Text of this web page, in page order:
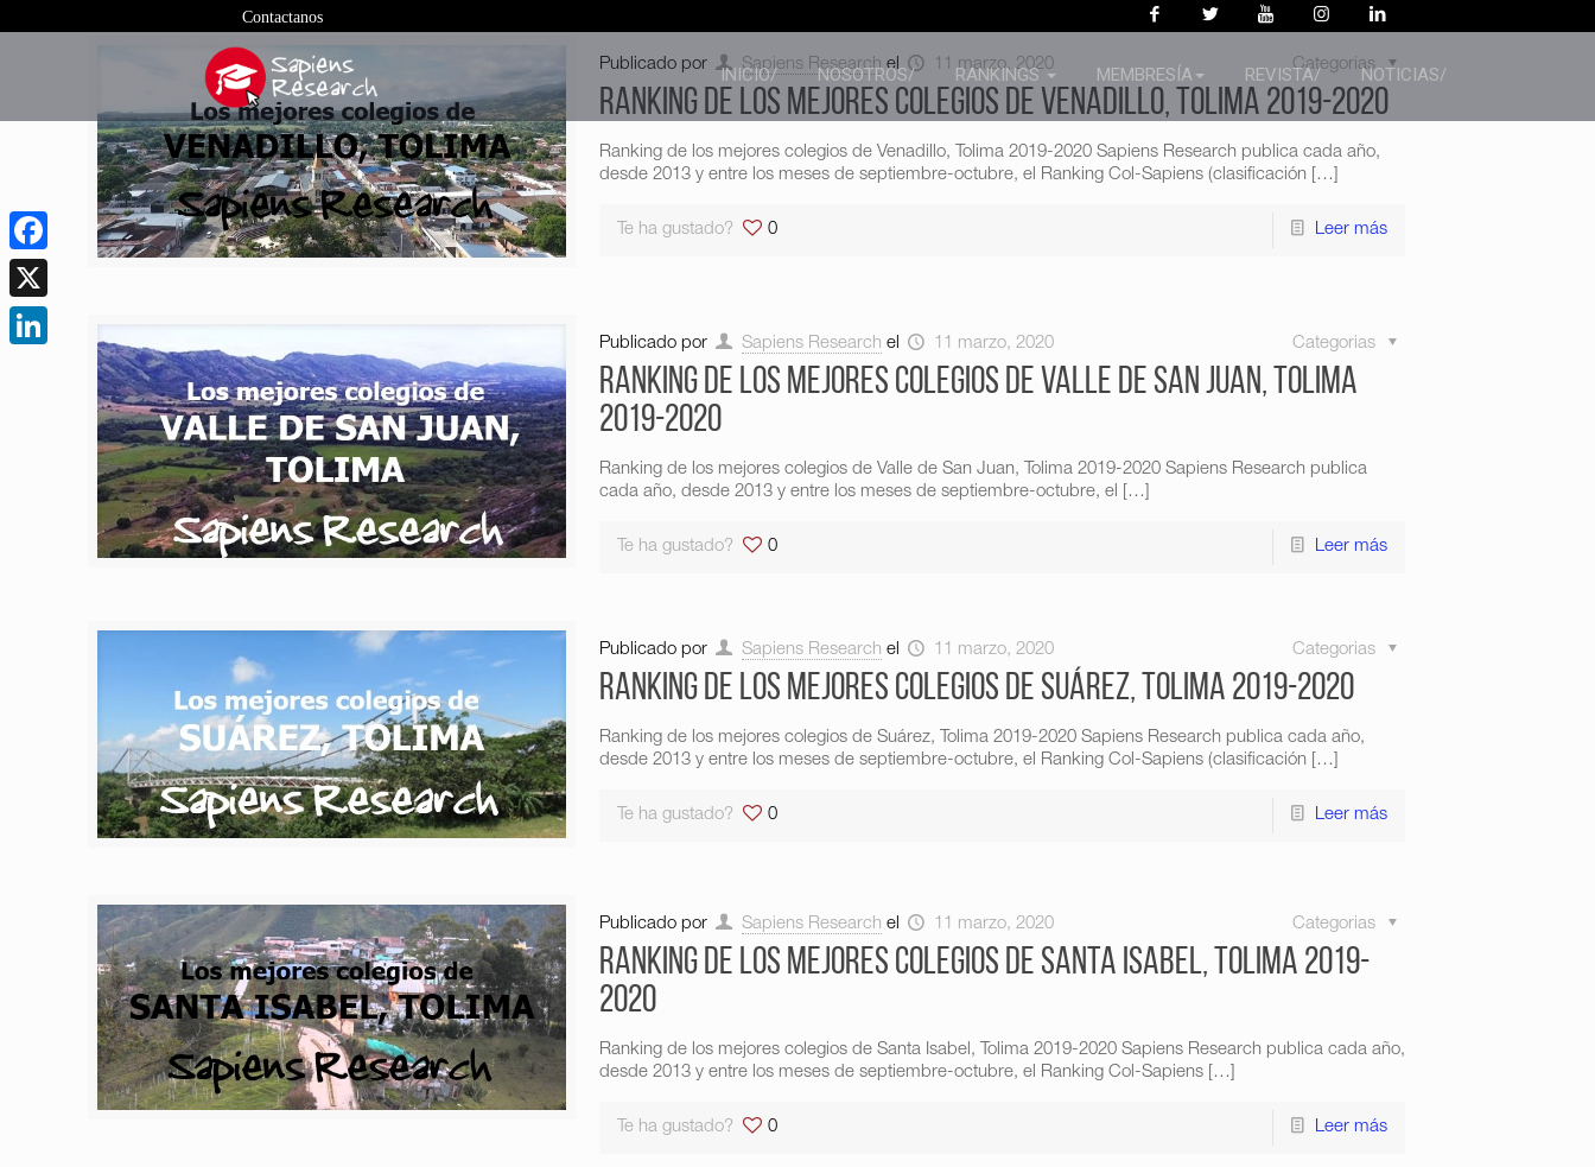
Contactanos
INICIO/ NOSOTROS/ RANKINGS MEMBRESÍA REVISTA/ NOTICIAS/
Publicado por Sapiens Research el 11 marzo, 2020 Categorias
Ranking de los mejores colegios de Venadillo, Tolima 2019-2020
Ranking de los mejores colegios de Venadillo, Tolima 2019-2020 Sapiens Research publica cada año,
desde 2013 y entre los meses de septiembre-octubre, el Ranking Col-Sapiens (clasificación[…]
Te ha gustado? 0 Leer más
Publicado por Sapiens Research el 11 marzo, 2020 Categorias
Ranking de los mejores colegios de Valle de San Juan, Tolima
2019-2020
Ranking de los mejores colegios de Valle de San Juan, Tolima 2019-2020 Sapiens Research publica
cada año, desde 2013 y entre los meses de septiembre-octubre, el
[…]
Te ha gustado? 0 Leer más
Publicado por Sapiens Research el 11 marzo, 2020 Categorias
Ranking de los mejores colegios de Suárez, Tolima 2019-2020
Ranking de los mejores colegios de Suárez, Tolima 2019-2020 Sapiens Research publica cada año,
desde 2013 y entre los meses de septiembre-octubre, el Ranking Col-Sapiens (clasificación[…]
Te ha gustado? 0 Leer más
Publicado por Sapiens Research el 11 marzo, 2020 Categorias
Ranking de los mejores colegios de Santa Isabel, Tolima 2019-
2020
Ranking de los mejores colegios de Santa Isabel, Tolima 2019-2020 Sapiens Research publica cada año,
desde 2013 y entre los meses de septiembre-octubre, el Ranking Col-Sapiens[…]
Te ha gustado? 0 Leer más
Facebook
X